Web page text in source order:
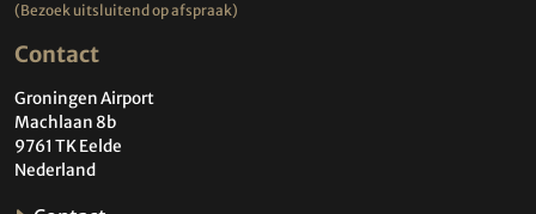
(Bezoek uitsluitend op afspraak)
Contact
Groningen Airport
Machlaan 8b
9761 TK Eelde
Nederland